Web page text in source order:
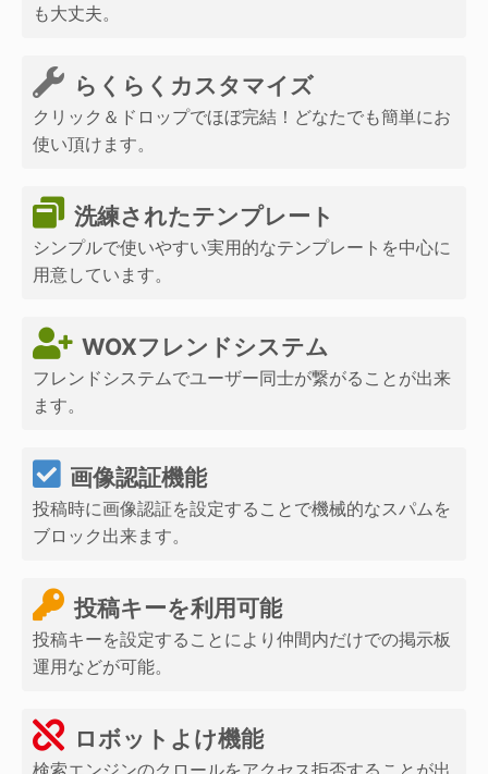
も大丈夫。
らくらくカスタマイズ
クリック＆ドロップでほぼ完結！どなたでも簡単にお
使い頂けます。
洗練されたテンプレート
シンプルで使いやすい実用的なテンプレートを中心に
用意しています。
WOXフレンドシステム
フレンドシステムでユーザー同士が繋がることが出来
ます。
画像認証機能
投稿時に画像認証を設定することで機械的なスパムを
ブロック出来ます。
投稿キーを利用可能
投稿キーを設定することにより仲間内だけでの掲示板
運用などが可能。
ロボットよけ機能
検索エンジンのクロールをアクセス拒否することが出